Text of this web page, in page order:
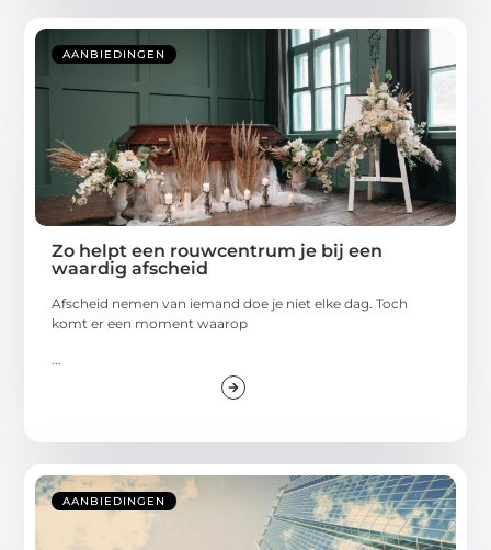
AANBIEDINGEN
Zo helpt een rouwcentrum je bij een
waardig afscheid
Afscheid nemen van iemand doe je niet elke dag. Toch
komt er een moment waarop
AANBIEDINGEN